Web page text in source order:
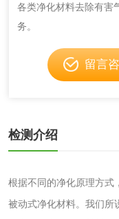
各类净化材料去除有害
务。
留言
检测介绍
根据不同的净化原理方式
被动式净化材料。我们所
消毒
成
化妆